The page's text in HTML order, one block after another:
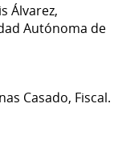
Álvarez,
Autónoma de
Casado, Fiscal.